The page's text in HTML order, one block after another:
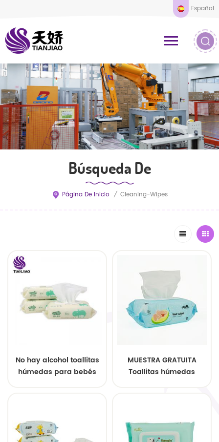
Español
Búsqueda De
Página De Inicio / Cleaning-Wipes
No hay alcohol toallitas
húmedas para bebés
MUESTRA GRATUITA
Toallitas húmedas